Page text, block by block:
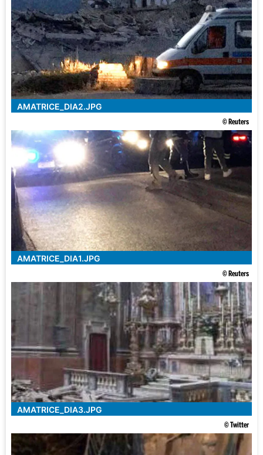
AMATRICE_DIA2.JPG
© Reuters
AMATRICE_DIA1.JPG
© Reuters
AMATRICE_DIA3.JPG
© Twitter